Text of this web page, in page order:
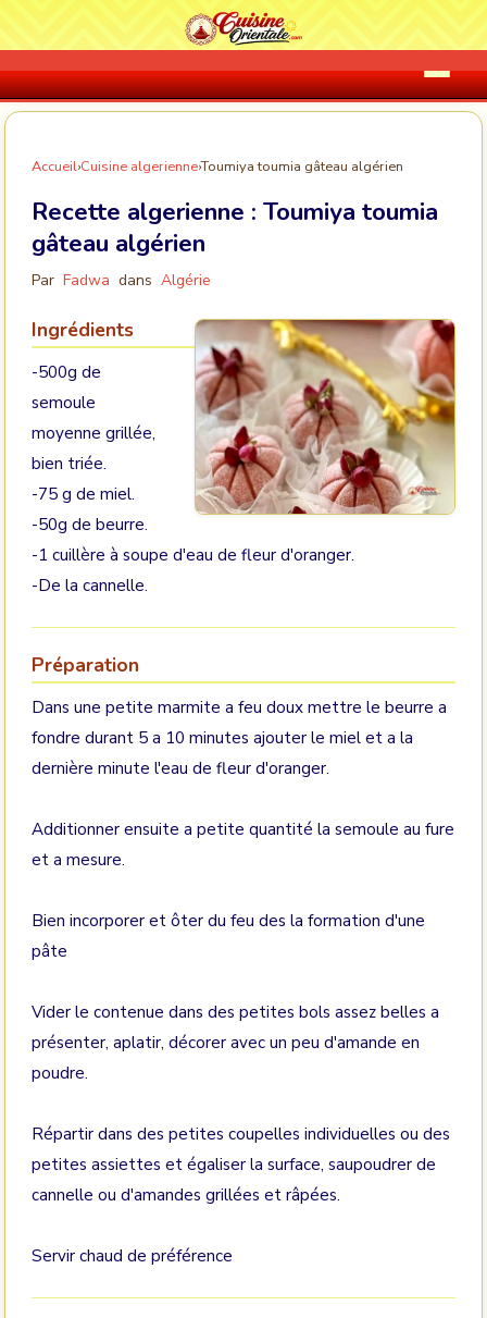
Accueil›Cuisine algerienne›Toumiya toumia gâteau algérien
Recette algerienne : Toumiya toumia
gâteau algérien
Par Fadwa dans Algérie
Ingrédients
-500g de
semoule
moyenne grillée,
bien triée.
-75 g de miel.
-50g de beurre.
-1 cuillère à soupe d'eau de fleur d'oranger.
-De la cannelle.
Préparation
Dans une petite marmite a feu doux mettre le beurre a
fondre durant 5 a 10 minutes ajouter le miel et a la
dernière minute l'eau de fleur d'oranger.
Additionner ensuite a petite quantité la semoule au fure
et a mesure.
Bien incorporer et ôter du feu des la formation d'une
pâte
Vider le contenue dans des petites bols assez belles a
présenter, aplatir, décorer avec un peu d'amande en
poudre.
Répartir dans des petites coupelles individuelles ou des
petites assiettes et égaliser la surface, saupoudrer de
cannelle ou d'amandes grillées et râpées.
Servir chaud de préférence